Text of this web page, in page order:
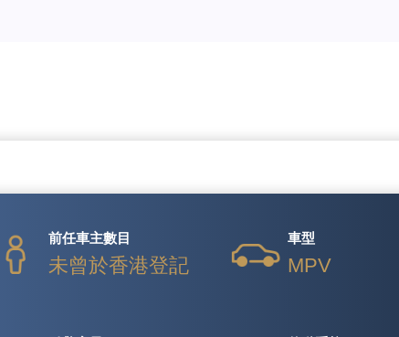
前任車主數目
未曾於香港登記
車型
MPV